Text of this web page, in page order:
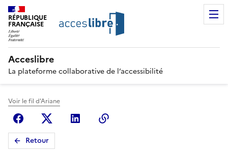
RÉPUBLIQUE
FRANÇAISE
Acceslibre
La plateforme collaborative de l’accessibilité
Voir le fil d'Ariane
FacebookX (anciennement Twitter)
Linkedin
Retour